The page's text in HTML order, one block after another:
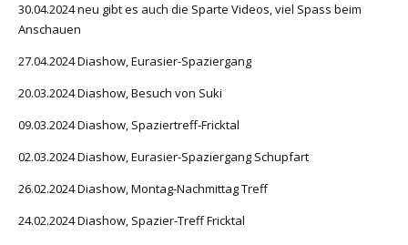
30.04.2024 neu gibt es auch die Sparte Videos, viel Spass beim
Anschauen
27.04.2024 Diashow, Eurasier-Spaziergang
20.03.2024 Diashow, Besuch von Suki
09.03.2024 Diashow, Spaziertreff-Fricktal
02.03.2024 Diashow, Eurasier-Spaziergang Schupfart
26.02.2024 Diashow, Montag-Nachmittag Treff
24.02.2024 Diashow, Spazier-Treff Fricktal